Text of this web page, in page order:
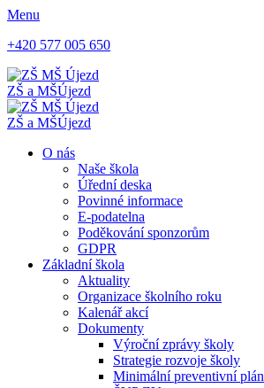
Menu
+420 577 005 650
ZŠ a MŠÚjezd
ZŠ a MŠÚjezd
O nás
Naše škola
Úřední deska
Povinné informace
E-podatelna
Poděkování sponzorům
GDPR
Základní škola
Aktuality
Organizace školního roku
Kalenář akcí
Dokumenty
Výroční zprávy školy
Strategie rozvoje školy
Minimální preventivní plán